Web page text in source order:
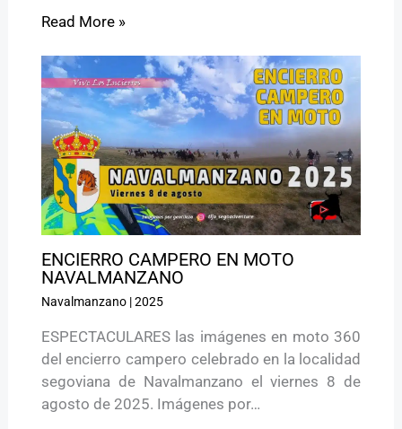
Read More »
ENCIERRO CAMPERO EN MOTO
NAVALMANZANO
Navalmanzano|2025
ESPECTACULARES las imágenes en moto 360
del encierro campero celebrado en la localidad
segoviana de Navalmanzano el viernes 8 de
agosto de 2025. Imágenes por…